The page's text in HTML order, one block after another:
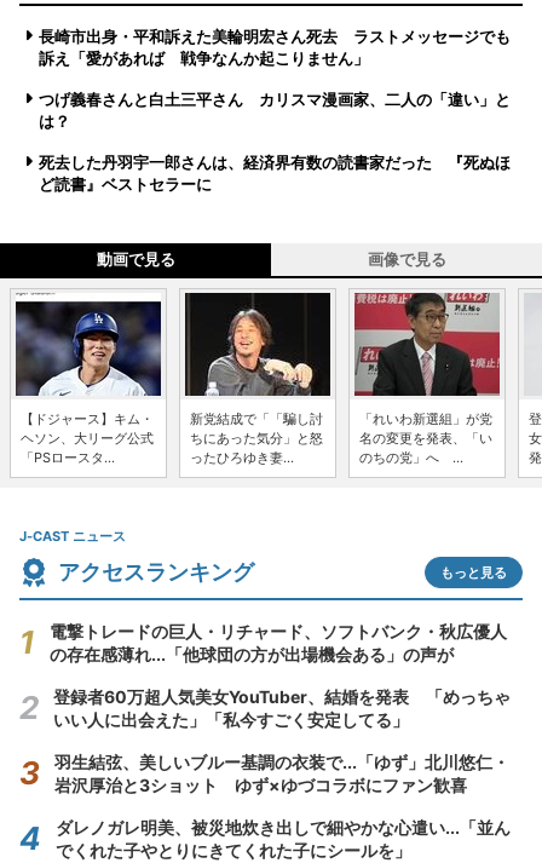
長崎市出身・平和訴えた美輪明宏さん死去 ラストメッセージでも
訴え「愛があれば 戦争なんか起こりません」
つげ義春さんと白土三平さん カリスマ漫画家、二人の「違い」と
は？
死去した丹羽宇一郎さんは、経済界有数の読書家だった 『死ぬほ
ど読書』ベストセラーに
動画で見る 画像で見る
【ドジャース】キム・
ヘソン、大リーグ公式
「PSロースタ...
新党結成で「「騙し討
ちにあった気分」と怒
ったひろゆき妻...
「れいわ新選組」が党
名の変更を発表、「い
のちの党」へ ...
J-CAST ニュース
アクセスランキング もっと見る
電撃トレードの巨人・リチャード、ソフトバンク・秋広優人
の存在感薄れ...「他球団の方が出場機会ある」の声が
登録者60万超人気美女YouTuber、結婚を発表 「めっちゃ
いい人に出会えた」「私今すごく安定してる」
羽生結弦、美しいブルー基調の衣装で...「ゆず」北川悠仁・
岩沢厚治と3ショット ゆず×ゆづコラボにファン歓喜
ダレノガレ明美、被災地炊き出しで細やかな心遣い...「並ん
でくれた子やとりにきてくれた子にシールを」